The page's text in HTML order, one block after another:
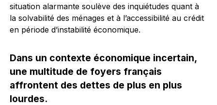
situation alarmante soulève des inquiétudes quant à
la solvabilité des ménages et à l’accessibilité au crédit
en période d’instabilité économique.
Dans un contexte économique incertain,
une multitude de foyers français
affrontent des dettes de plus en plus
lourdes.